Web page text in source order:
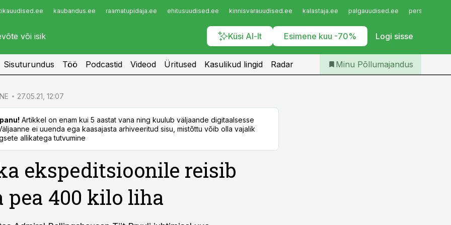
kaubandus.ee raamatupidaja.ee ehitusuudised.ee kinnisvarauudised.ee kalastaja.ee palgauudised.ee
Küsi AI-lt Esimene kuu -70% Logi sisse
Infopank
Iseteenindus
Telli Põllumajandus
Sisuturundus Töö Podcastid Videod Üritused Kasulikud lingid Radar Minu Põllumajandus
27.05.21, 12:07
Artikkel on enam kui 5 aastat vana ning kuulub väljaande digitaalsesse
ei uuenda ega kaasajasta arhiveeritud sisu, mistõttu võib olla vajalik
allikatega tutvumine
ekspeditsioonile reisib
pea 400 kilo liha